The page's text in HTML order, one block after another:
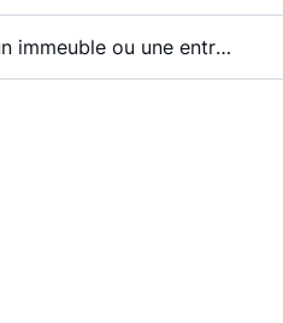
Rechercher une ville, un immeuble ou une entreprise